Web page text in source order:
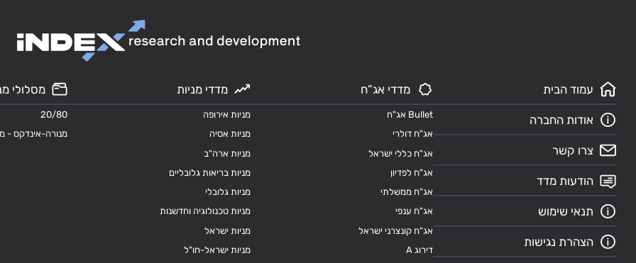
עמוד הבית
אודות החברה
צרו קשר
הודעות מדד
תנאי שימוש
הצהרת נגישות
מדדי אג”ח
Bullet אג"ח
אג"ח דולרי
אג"ח כללי ישראל
אג"ח לפדיון
אג"ח ממשלתי
אג"ח ענפי
אג"ח קונצרני ישראל
דירוג A
מדדי מניות
מניות אירופה
מניות אסיה
מניות ארה"ב
מניות בריאות גלובליים
מניות גלובלי
מניות טכנולוגיה וחדשנות
מניות ישראל
מניות ישראל-חו"ל
מסלולי
20/80
מנורה-אינדקס -